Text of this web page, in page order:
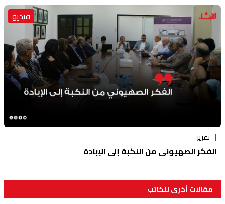
فيديو
تقرير
الفكر الصهيوني من النكبة إلى الإبادة
مقالات أخرى للكاتب